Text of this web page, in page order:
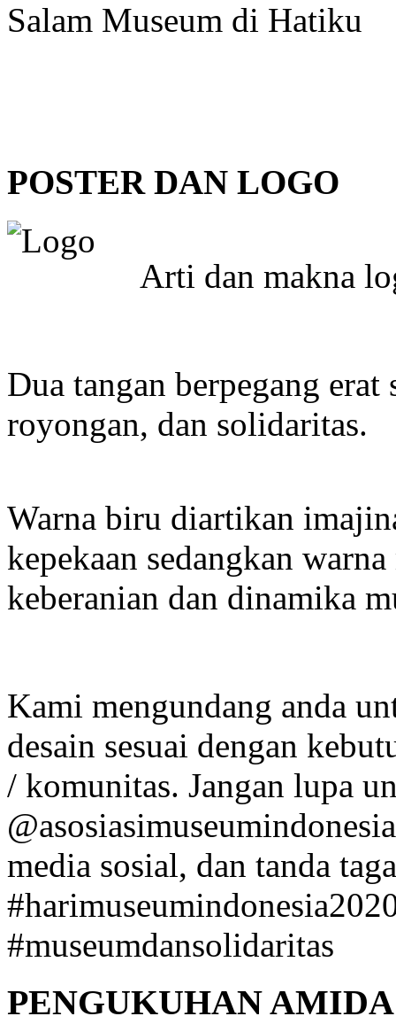
Salam Museum di Hatiku
POSTER DAN LOGO
Arti dan makna
Dua tangan berpegang
royongan, dan solidaritas.
Warna biru diartikan
kepekaan sedangkan
keberanian dan dinamika
Kami mengundang anda
desain sesuai dengan
/ komunitas. Jangan lupa
media sosial, dan tanda
#museumdansolidaritas
PENGUKUHAN